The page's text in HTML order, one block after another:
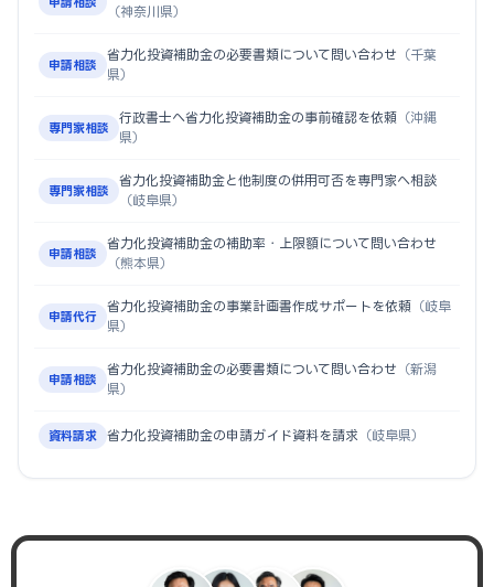
（神奈川県）
申請相談
省力化投資補助金の必要書類について問い合わせ （千葉
県）
専門家相談
行政書士へ省力化投資補助金の事前確認を依頼 （沖縄
県）
専門家相談
省力化投資補助金と他制度の併用可否を専門家へ相談
（岐阜県）
申請相談
省力化投資補助金の補助率・上限額について問い合わせ
（熊本県）
申請代行
省力化投資補助金の事業計画書作成サポートを依頼 （岐阜
県）
申請相談
省力化投資補助金の必要書類について問い合わせ （新潟
県）
資料請求 省力化投資補助金の申請ガイド資料を請求 （岐阜県）